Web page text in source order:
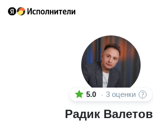
5.0 · 3 оценки
Радик Валетов